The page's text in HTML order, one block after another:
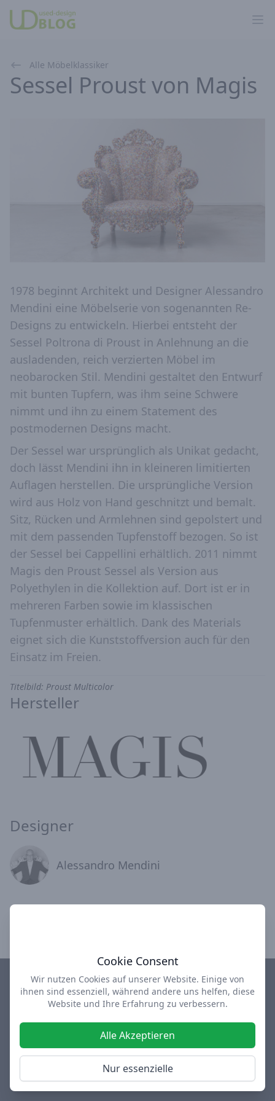
Alle Möbelklassiker
Sessel Proust von Magis
1978 beginnt Architekt und Designer Alessandro
Mendini eine Möbelserie von sogenannten Re-
Designs zu entwickeln. Hierbei entsteht der
Sessel Poltrona di Proust in Anlehnung an die
ausladenden, reich verzierten Möbel im
neobarocken Stil. Mendini gestaltet den Entwurf
mit bunten Tupfern, was ihm seine Schwere
nimmt und ihn zu einem Statement des
postmodernen Designs macht.
Der Sessel war ursprünglich als Unikat gedacht,
doch lässt Mendini ihn in kleineren limitierten
Auflagen herstellen. Die ursprüngliche Version
wird aus Holz von Hand geschnitzt und bemalt.
Sitz, Rücken und Armlehnen sind gepolstert und
mit dem passenden Tupfenstoff bezogen. So ist
der Sessel bei Cappellini erhältlich. 2011 nimmt
Magis den Proust Sessel als Version aus
Polyethylen in die Kollektion auf. Dort ist er in
mehreren Farben sowie im klassischen
Tupfenmuster erhältlich. Dank des Materials
eignet sich die Kunststoffversion auch für den
Einsatz im Freien.
Titelbild: Proust Multicolor
Hersteller
Designer
Alessandro Mendini
Impressum Datenschutz AGB
Über uns
design-depot Shop
used-design Outlet
FacebookInstagram
Twitter
Cookie Consent
Wir nutzen Cookies auf unserer Website. Einige von
ihnen sind essenziell, während andere uns helfen, diese
Website und Ihre Erfahrung zu verbessern.
Alle Akzeptieren
Nur essenzielle